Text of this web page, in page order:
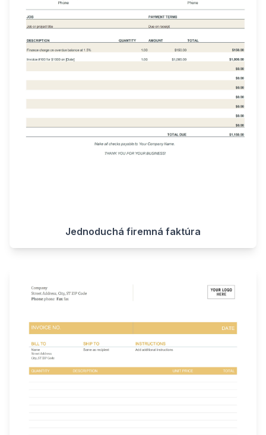
Jednoduchá firemná faktúra